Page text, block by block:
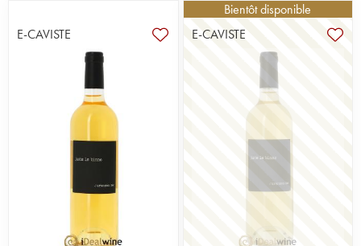
E-CAVISTE
Bientôt disponible
E-CAVISTE